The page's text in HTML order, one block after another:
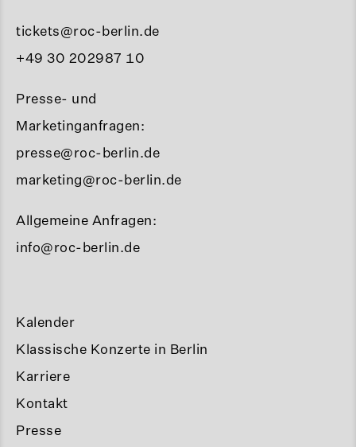
tickets@roc-berlin.de
+49 30 202987 10
Presse- und
Marketinganfragen:
presse@roc-berlin.de
marketing@roc-berlin.de
Allgemeine Anfragen:
info@roc-berlin.de
Kalender
Klassische Konzerte in Berlin
Karriere
Kontakt
Presse